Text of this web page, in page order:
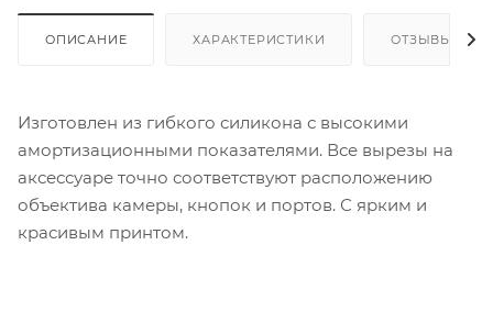
ОПИСАНИЕ ХАРАКТЕРИСТИКИ ОТЗЫВЫ
Изготовлен из гибкого силикона с высокими
амортизационными показателями. Все вырезы на
аксессуаре точно соответствуют расположению
объектива камеры, кнопок и портов. С ярким и
красивым принтом.